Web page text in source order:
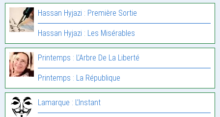
Hassan Hyjazi : Première Sortie
Hassan Hyjazi : Les Misérables
Printemps : L’Arbre De La Liberté
Printemps : La République
Lamarque : L’Instant